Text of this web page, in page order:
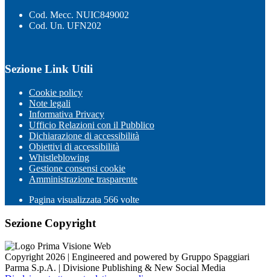
Cod. Mecc. NUIC849002
Cod. Un. UFN202
Sezione Link Utili
Cookie policy
Note legali
Informativa Privacy
Ufficio Relazioni con il Pubblico
Dichiarazione di accessibilità
Obiettivi di accessibilità
Whistleblowing
Gestione consensi cookie
Amministrazione trasparente
Pagina visualizzata 566 volte
Sezione Copyright
Copyright 2026 | Engineered and powered by Gruppo Spaggiari
Parma S.p.A. | Divisione Publishing & New Social Media